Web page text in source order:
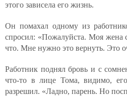
этого зависела его жизнь.
Он помахал одному из
спросил: «Пожалуйста. Моя жена
что. Мне нужно это вернуть. Это
Работник поднял бровь и с
что-то в лице Тома, видимо,
разрешил. «Ладно, парень. Но